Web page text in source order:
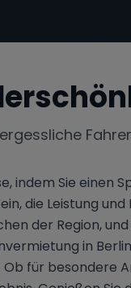
indem Sie einen
die Leistung und
der Region,
in
für besondere